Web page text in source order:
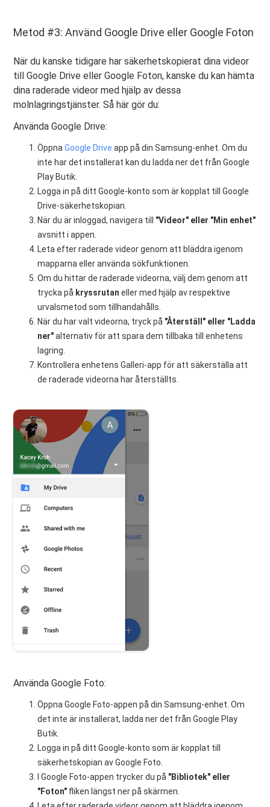
Metod #3: Använd Google Drive eller Google Foton
När du kanske tidigare har säkerhetskopierat dina videor
till Google Drive eller Google Foton, kanske du kan hämta
dina raderade videor med hjälp av dessa
molnlagringstjänster. Så här gör du:
Använda Google Drive:
ÖppnaGoogle Drive app på din Samsung-enhet. Om du
inte har det installerat kan du ladda ner det från Google
Play Butik.
Logga in på ditt Google-konto som är kopplat till Google
Drive-säkerhetskopian.
När du är inloggad, navigera till "Videor" eller "Min enhet"
avsnitt i appen.
Leta efter raderade videor genom att bläddra igenom
mapparna eller använda sökfunktionen.
Om du hittar de raderade videorna, välj dem genom att
trycka på kryssrutan eller med hjälp av respektive
urvalsmetod som tillhandahålls.
När du har valt videorna, tryck på "Återställ" eller "Ladda
ner"alternativ för att spara dem tillbaka till enhetens
lagring.
Kontrollera enhetens Galleri-app för att säkerställa att
de raderade videorna har återställts.
Använda Google Foto:
Öppna Google Foto-appen på din Samsung-enhet. Om
det inte är installerat, ladda ner det från Google Play
Butik.
Logga in på ditt Google-konto som är kopplat till
säkerhetskopian av Google Foto.
I Google Foto-appen trycker du på "Bibliotek" eller
"Foton" fliken längst ner på skärmen.